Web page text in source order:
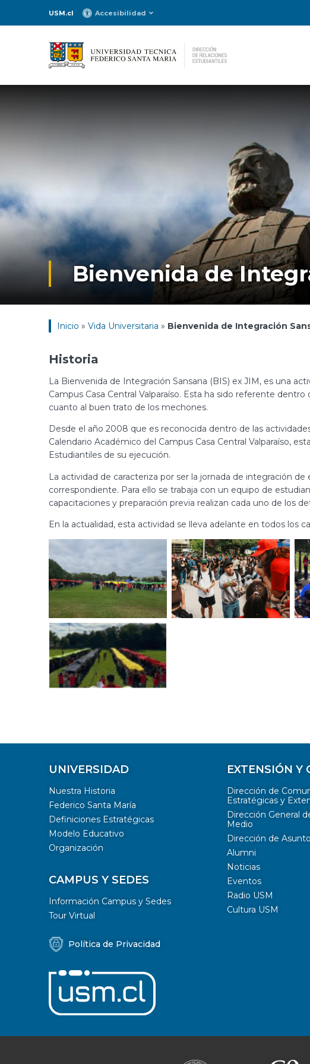
USM.cl Accesibilidad
Bienvenida de
Inicio » Vida Universitaria » Bienvenida de Integración
Historia
La Bienvenida de Integración Sansana (BIS) ex JIM, es una
Campus Casa Central Valparaíso. Esta ha sido referente
cuanto al buen trato de los mechones.
Desde el año 2008 que es reconocida dentro de las
Calendario Académico del Campus Casa Central Valparaíso,
Estudiantiles de su ejecución.
La actividad de caracteriza por ser la jornada de integración
correspondiente. Para ello se trabaja con un equipo de
capacitaciones y preparación previa realizan cada uno de los
En la actualidad, esta actividad se lleva adelante en todos los
UNIVERSIDAD
Nuestra Historia
Federico Santa María
Definiciones Estratégicas
Modelo Educativo
Organización
CAMPUS Y SEDES
Información Campus y Sedes
Tour Virtual
Política de Privacidad
EXTENSIÓN Y
Dirección de
Estratégicas y
Dirección General
Medio
Dirección de
Alumni
Noticias
Eventos
Radio USM
Cultura USM